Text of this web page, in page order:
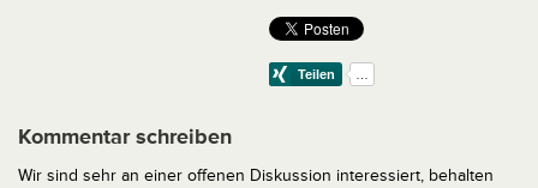
Kommentar schreiben
Wir sind sehr an einer offenen Diskussion interessiert, behalten